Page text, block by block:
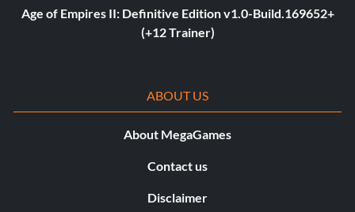
Age of Empires II: Definitive Edition v1.0-Build.169652+
(+12 Trainer)
ABOUT US
About MegaGames
Contact us
Disclaimer